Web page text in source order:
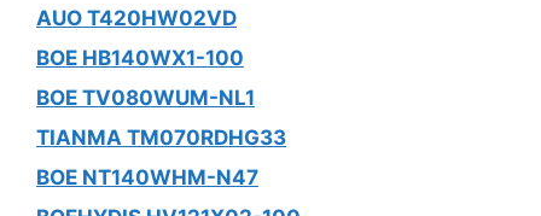
AUO T420HW02VD
BOE HB140WX1-100
BOE TV080WUM-NL1
TIANMA TM070RDHG33
BOE NT140WHM-N47